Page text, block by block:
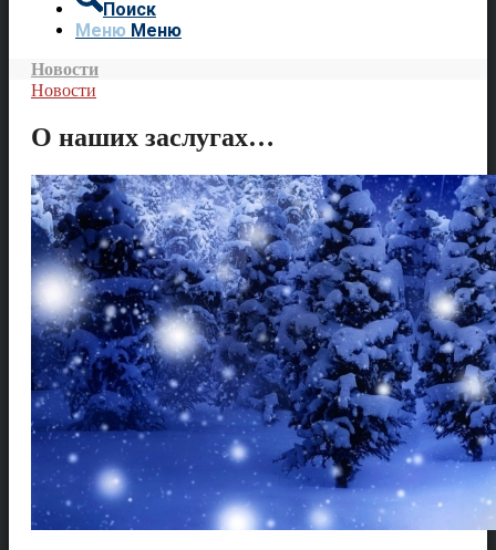
Поиск
Меню Меню
Новости
Новости
О наших заслугах…